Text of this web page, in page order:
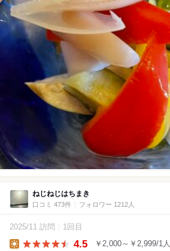
ねじねじはちまき
口コミ 473件 フォロワー 1212人
2025/11 訪問 1回目
4.5 ￥2,000～￥2,999/1人